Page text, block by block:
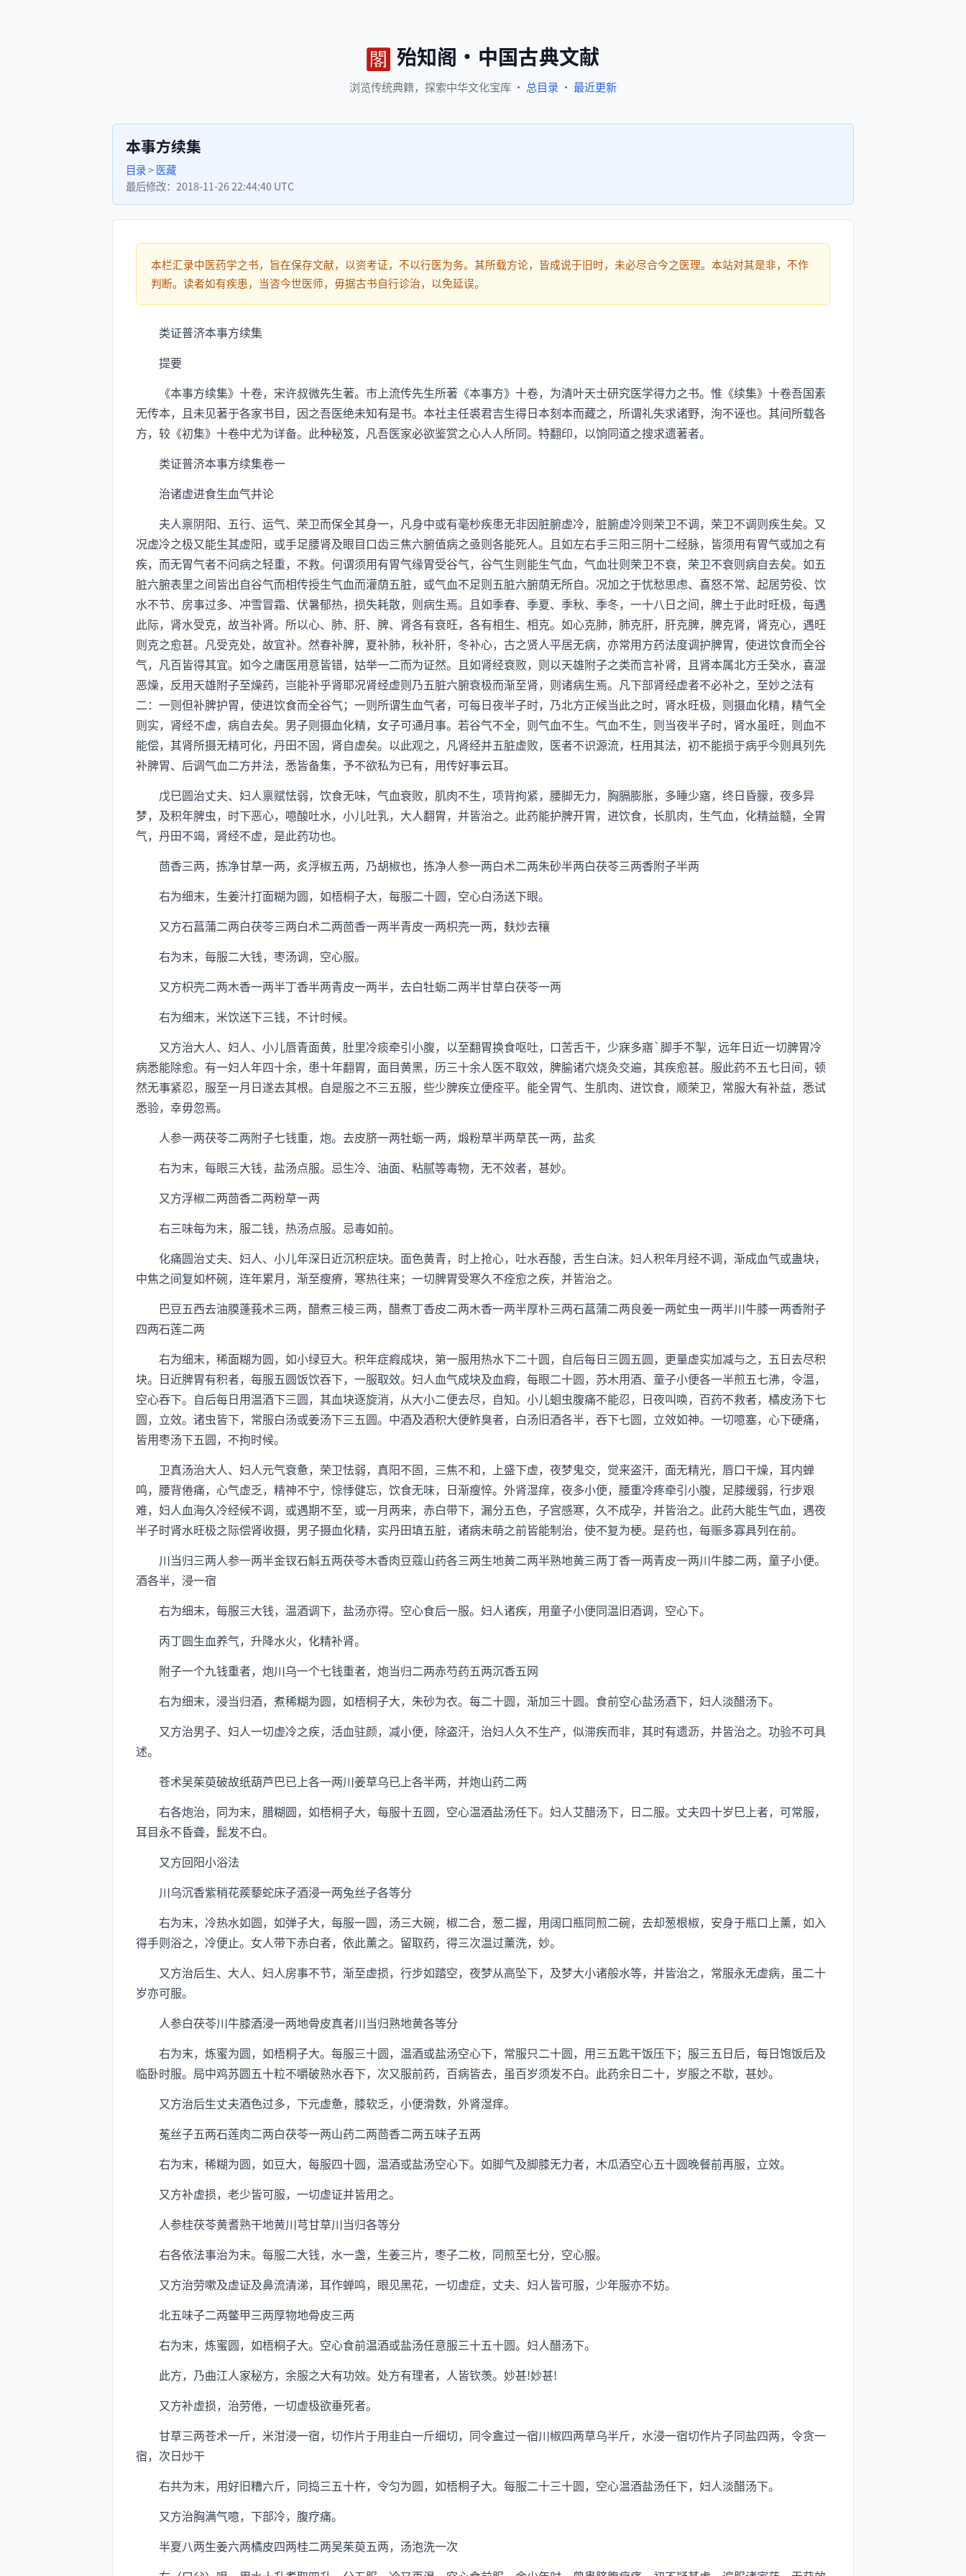
殆知阁 · 中国古典文献
浏览传统典籍， 探索中华文化宝库 · 总目录 · 最近更新
本事方续集
目录>医藏
最后修改： 2018-11-26 22:44:40 UTC
本栏汇录中医药学之书，旨在保存文献，以资考证，不以行医为务。其所载方论，皆成说于旧时，未必尽合今之医理。本站对其是非，不作
判断。读者如有疾患，当咨今世医师，毋据古书自行诊治，以免延误。
类证普济本事方续集
提要
《本事方续集》十卷，宋许叔微先生著。市上流传先生所著《本事方》十卷，为清叶天士研究医学得力之书。惟《续集》十卷吾国素
无传本，且未见著于各家书目，因之吾医绝未知有是书。本社主任裘君吉生得日本刻本而藏之，所谓礼失求诸野，洵不诬也。其间所载各
方，较《初集》十卷中尤为详备。此种秘笈，凡吾医家必欲鉴赏之心人人所同。特翻印，以饷同道之搜求遗著者。
类证普济本事方续集卷一
治诸虚进食生血气并论
夫人禀阴阳、五行、运气、荣卫而保全其身一，凡身中或有毫杪疾患无非因脏腑虚冷，脏腑虚冷则荣卫不调，荣卫不调则疾生矣。又
况虚冷之极又能生其虚阳，或手足腰肾及眼目口齿三焦六腑值病之亟则各能死人。且如左右手三阳三阴十二经脉，皆须用有胃气或加之有
疾，而无胃气者不问病之轻重，不救。何谓须用有胃气缘胃受谷气，谷气生则能生气血，气血壮则荣卫不衰，荣卫不衰则病自去矣。如五
脏六腑表里之间皆出自谷气而相传授生气血而灌荫五脏，或气血不足则五脏六腑荫无所自。况加之于忧愁思虑、喜怒不常、起居劳役、饮
水不节、房事过多、冲雪冒霜、伏暑郁热，损失耗散，则病生焉。且如季春、季夏、季秋、季冬，一十八日之间，脾土于此时旺极，每遇
此际，肾水受克，故当补肾。所以心、肺、肝、脾、肾各有衰旺，各有相生、相克。如心克肺，肺克肝，肝克脾，脾克肾，肾克心，遇旺
则克之愈甚。凡受克处，故宜补。然春补脾，夏补肺，秋补肝，冬补心，古之贤人平居无病，亦常用方药法度调护脾胃，使进饮食而全谷
气，凡百皆得其宜。如今之庸医用意皆错，姑举一二而为证然。且如肾经衰败，则以天雄附子之类而言补肾，且肾本属北方壬癸水，喜湿
恶燥，反用天雄附子至燥药，岂能补乎肾耶况肾经虚则乃五脏六腑衰极而渐至肾，则诸病生焉。凡下部肾经虚者不必补之，至妙之法有
二：一则但补脾护胃，使进饮食而全谷气；一则所谓生血气者，可每日夜半子时，乃北方正候当此之时，肾水旺极，则摄血化精，精气全
则实，肾经不虚，病自去矣。男子则摄血化精，女子可通月事。若谷气不全，则气血不生。气血不生，则当夜半子时，肾水虽旺，则血不
能偿，其肾所摄无精可化，丹田不固，肾自虚矣。以此观之，凡肾经并五脏虚败，医者不识源流，枉用其法，初不能损于病乎今则具列先
补脾胃、后调气血二方并法，悉皆备集，予不欲私为已有，用传好事云耳。
戊巳圆治丈夫、妇人禀赋怯弱，饮食无味，气血衰败，肌肉不生，项背拘紧，腰脚无力，胸膈膨胀，多睡少寤，终日昏朦，夜多异
梦，及积年脾虫，时下恶心，噫酸吐水，小儿吐乳，大人翻胃，并皆治之。此药能护脾开胃，进饮食，长肌肉，生气血，化精益髓，全胃
气，丹田不竭，肾经不虚，是此药功也。
茴香三两，拣净甘草一两，炙浮椒五两，乃胡椒也，拣净人参一两白术二两朱砂半两白茯苓三两香附子半两
右为细末，生姜汁打面糊为圆，如梧桐子大，每服二十圆，空心白汤送下眼。
又方石菖蒲二两白茯苓三两白术二两茴香一两半青皮一两枳壳一两，麸炒去穰
右为末，每服二大钱，枣汤调，空心服。
又方枳壳二两木香一两半丁香半两青皮一两半，去白牡蛎二两半甘草白茯苓一两
右为细末，米饮送下三钱，不计时候。
又方治大人、妇人、小儿唇青面黄，肚里冷痰牵引小腹，以至翻胃换食呕吐，口苦舌干，少寐多寤`脚手不掣，远年日近一切脾胃冷
病悉能除愈。有一妇人年四十余，患十年翻胃，面目黄黑，历三十余人医不取效，脾腧诸穴烧灸交遍，其疾愈甚。服此药不五七日间，顿
然无事紧忍，服至一月日遂去其根。自是服之不三五服，些少脾疾立便痊平。能全胃气、生肌肉、进饮食，顺荣卫，常服大有补益，悉试
悉验，幸毋忽焉。
人参一两茯苓二两附子七钱重，炮。去皮脐一两牡蛎一两，煅粉草半两草芪一两，盐炙
右为末，每眼三大钱，盐汤点服。忌生冷、油面、粘腻等毒物，无不效者，甚妙。
又方浮椒二两茴香二两粉草一两
右三味每为末，服二钱，热汤点服。忌毒如前。
化痛圆治丈夫、妇人、小儿年深日近沉积症块。面色黄青，时上抢心，吐水吞酸，舌生白沫。妇人积年月经不调，渐成血气或蛊块，
中焦之间复如杯碗，连年累月，渐至瘦瘠，寒热往来；一切脾胃受寒久不痊愈之疾，并皆治之。
巴豆五西去油膜蓬莪术三两，醋煮三棱三两，醋煮丁香皮二两木香一两半厚朴三两石菖蒲二两良姜一两虻虫一两半川牛膝一两香附子
四两石莲二两
右为细末，稀面糊为圆，如小绿豆大。积年症瘕成块，第一服用热水下二十圆，自后每日三圆五圆，更量虚实加减与之，五日去尽积
块。日近脾胃有积者，每服五圆饭饮吞下，一服取效。妇人血气成块及血瘕，每眼二十圆，苏木用酒、童子小便各一半煎五七沸，令温，
空心吞下。自后每日用温酒下三圆，其血块逐旋消，从大小二便去尽，自知。小儿蛔虫腹痛不能忍，日夜叫唤，百药不救者，橘皮汤下七
圆，立效。诸虫皆下，常服白汤或姜汤下三五圆。中酒及酒积大便鲊臭者，白汤旧酒各半，吞下七圆，立效如神。一切噫塞，心下硬痛，
皆用枣汤下五圆，不拘时候。
卫真汤治大人、妇人元气衰惫，荣卫怯弱，真阳不固，三焦不和，上盛下虚，夜梦鬼交，觉来盗汗，面无精光，唇口干燥，耳内蝉
鸣，腰背倦痛，心气虚乏，精神不宁，惊悸健忘，饮食无味，日渐瘦悴。外肾湿痒，夜多小便，腰重冷疼牵引小腹，足膝缓弱，行步艰
难，妇人血海久冷经候不调，或遇期不至，或一月两来，赤白带下，漏分五色，子宫感寒，久不成孕，并皆治之。此药大能生气血，遇夜
半子时肾水旺极之际偿肾收摄，男子摄血化精，实丹田填五脏，诸病未萌之前皆能制治，使不复为梗。是药也，每赈多寡具列在前。
川当归三两人参一两半金钗石斛五两茯苓木香肉豆蔻山药各三两生地黄二两半熟地黄三两丁香一两青皮一两川牛膝二两，童子小便。
酒各半，浸一宿
右为细末，每服三大钱，温酒调下，盐汤亦得。空心食后一服。妇人诸疾，用童子小便同温旧酒调，空心下。
丙丁圆生血养气，升降水火，化精补肾。
附子一个九钱重者，炮川乌一个七钱重者，炮当归二两赤芍药五两沉香五网
右为细末，浸当归酒，煮稀糊为圆，如梧桐子大，朱砂为衣。每二十圆，渐加三十圆。食前空心盐汤酒下，妇人淡醋汤下。
又方治男子、妇人一切虚冷之疾，活血驻颜，减小便，除盗汗，治妇人久不生产，似滞疾而非，其时有遗沥，并皆治之。功验不可具
述。
苍术吴茱萸破故纸葫芦巴已上各一两川姜草乌已上各半两，并炮山药二两
右各炮治，同为末，腊糊圆，如梧桐子大，每服十五圆，空心温酒盐汤任下。妇人艾醋汤下，日二服。丈夫四十岁巳上者，可常服，
耳目永不昏聋，髭发不白。
又方回阳小浴法
川乌沉香紫稍花蒺藜蛇床子酒浸一两兔丝子各等分
右为末，冷热水如圆，如弹子大，每服一圆，汤三大碗，椒二合，葱二握，用阔口瓶同煎二碗，去却葱根椒，安身于瓶口上薰，如入
得手则浴之，冷便止。女人带下赤白者，依此薰之。留取药，得三次温过薰洗，妙。
又方治后生、大人、妇人房事不节，渐至虚损，行步如踏空，夜梦从高坠下，及梦大小诸般水等，并皆治之，常服永无虚病，虽二十
岁亦可服。
人参白茯苓川牛膝酒浸一两地骨皮真者川当归熟地黄各等分
右为末，炼蜜为圆，如梧桐子大。每服三十圆，温酒或盐汤空心下，常服只二十圆，用三五匙干饭压下；服三五日后，每日饱饭后及
临卧时服。局中鸡苏圆五十粒不嚼破熟水吞下，次又服前药，百病皆去，虽百岁须发不白。此药余日二十，岁服之不歇，甚妙。
又方治后生丈夫酒色过多，下元虚惫，膝软乏，小便滑数，外肾湿痒。
菟丝子五两石莲肉二两白茯苓一两山药二两茴香二两五味子五两
右为末，稀糊为圆，如豆大，每服四十圆，温酒或盐汤空心下。如脚气及脚膝无力者，木瓜酒空心五十圆晚餐前再服，立效。
又方补虚损，老少皆可服，一切虚证并皆用之。
人参桂茯苓黄耆熟干地黄川芎甘草川当归各等分
右各依法事治为末。每服二大钱，水一盏，生姜三片，枣子二枚，同煎至七分，空心服。
又方治劳嗽及虚证及鼻流清涕，耳作蝉鸣，眼见黑花，一切虚症，丈夫、妇人皆可服，少年服亦不妨。
北五味子二两鳖甲三两厚物地骨皮三两
右为末，炼蜜圆，如梧桐子大。空心食前温酒或盐汤任意服三十五十圆。妇人醋汤下。
此方，乃曲江人家秘方，余服之大有功效。处方有理者，人皆钦羡。妙甚!妙甚!
又方补虚损，治劳倦，一切虚极欲垂死者。
甘草三两苍术一斤，米泔浸一宿，切作片于用韭白一斤细切，同令盦过一宿川椒四两草乌半斤，水浸一宿切作片子同盐四两，令贪一
宿，次日炒干
右共为末，用好旧糟六斤，同捣三五十杵，令匀为圆，如梧桐子大。每服二十三十圆，空心温酒盐汤任下，妇人淡醋汤下。
又方治胸满气噫，下部冷，腹疗痛。
半夏八两生姜六两橘皮四两桂二两吴茱萸五两，汤泡洗一次